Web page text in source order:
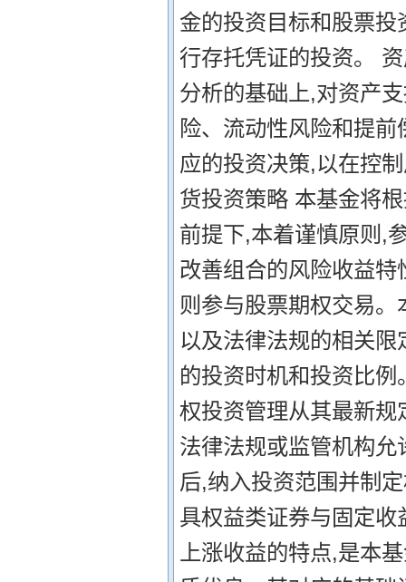
金的投资目标和股票
行存托凭证的投资。
分析的基础上,对资产
险、流动性风险和提
应的投资决策,以在控
货投资策略 本基金将
前提下,本着谨慎原则,
改善组合的风险收益
则参与股票期权交易
以及法律法规的相关
的投资时机和投资比
权投资管理从其最新
法律法规或监管机构
后,纳入投资范围并制
具权益类证券与固定
上涨收益的特点,是本